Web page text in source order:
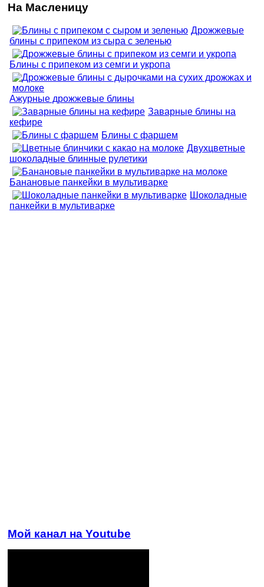
На Масленицу
Дрожжевые
блины с припеком из сыра с зеленью
Блины с припеком из семги и укропа
Ажурные дрожжевые блины
Заварные блины на
кефире
Блины с фаршем
Двухцветные
шоколадные блинные рулетики
Банановые панкейки в мультиварке
Шоколадные
панкейки в мультиварке
Мой канал на Youtube